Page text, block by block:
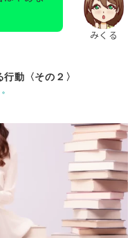
みくる
動〈その２〉